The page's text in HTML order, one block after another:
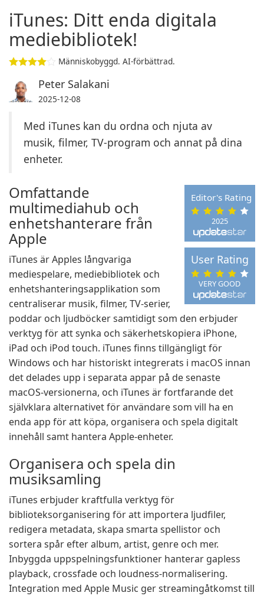
iTunes: Ditt enda digitala
mediebibliotek!
Människobyggd. AI-förbättrad.
Peter Salakani
2025-12-08
Med iTunes kan du ordna och njuta av
musik, filmer, TV-program och annat på dina
enheter.
2025
Editor's Rating
VERY GOOD
User Rating
Omfattande
multimediahub och
enhetshanterare från
Apple
iTunes är Apples långvariga
mediespelare, mediebibliotek och
enhetshanteringsapplikation som
centraliserar musik, filmer, TV-serier,
poddar och ljudböcker samtidigt som den erbjuder
verktyg för att synka och säkerhetskopiera iPhone,
iPad och iPod touch. iTunes finns tillgängligt för
Windows och har historiskt integrerats i macOS innan
det delades upp i separata appar på de senaste
macOS-versionerna, och iTunes är fortfarande det
självklara alternativet för användare som vill ha en
enda app för att köpa, organisera och spela digitalt
innehåll samt hantera Apple-enheter.
Organisera och spela din
musiksamling
iTunes erbjuder kraftfulla verktyg för
biblioteksorganisering för att importera ljudfiler,
redigera metadata, skapa smarta spellistor och
sortera spår efter album, artist, genre och mer.
Inbyggda uppspelningsfunktioner hanterar gapless
playback, crossfade och loudness-normalisering.
Integration med Apple Music ger streamingåtkomst till